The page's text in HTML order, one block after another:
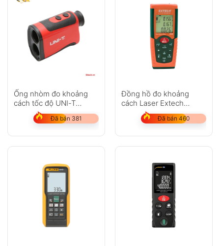
Ống nhòm đo khoảng
cách tốc độ UNI-T
LM600
Đã bán 381
Đồng hồ đo khoảng
cách Laser Extech
DT300
Đã bán 460